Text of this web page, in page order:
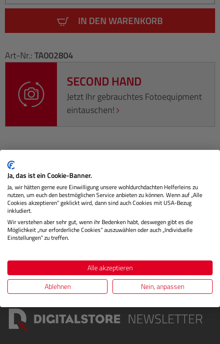
IN DEN WARENKORB
Art-Nr.:TA002804
SECOND HAND
Jetzt Ihr gebrauchtes Fotoequipment
eintauschen!
Beschreibung
Optimaler Schutz für Cine-/DV-Kameras Die DV Core Unit
wurde speziell für die Aufnahme größerer Cine-Kameras
namhafter Herst…
Herstellerinformationen
Ja, das ist ein Cookie-Banner.
Ja, wir hätten gerne eure Einwilligung unsere wohldurchdachten Helferleins zu
nutzen, um euch den bestmöglichen Service anbieten zu können. Wenn auf „Alle
Cookies akzeptieren“ geklickt wird, dann sind auch Cookies mit USA-Bezug
inkludiert.
Wir verstehen aber sehr gut, wenn ihr Bedenken habt, deswegen gibt es die
Möglichkeit „nur erforderliche Cookies“ auszuwählen oder auch „Individuelle
Einstellungen“ zu treffen.
Alle akzeptieren
Ablehnen
Nein, anpassen